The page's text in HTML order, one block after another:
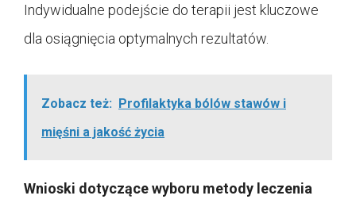
Indywidualne podejście do terapii jest kluczowe
dla osiągnięcia optymalnych rezultatów.
Zobacz też: Profilaktyka bólów stawów i
mięśni a jakość życia
Wnioski dotyczące wyboru metody leczenia